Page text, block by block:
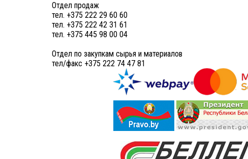
Отдел продаж
тел. +375 222 29 60 60
тел. +375 222 42 31 61
тел. +375 445 98 00 04
Отдел по закупкам сырья и материалов
тел/факс +375 222 74 47 81